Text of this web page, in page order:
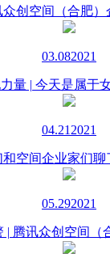
众创空间（合肥
03.082021
量 | 今天是属于
04.21 2021
和空间企业家们
05.292021
| 腾讯众创空间（